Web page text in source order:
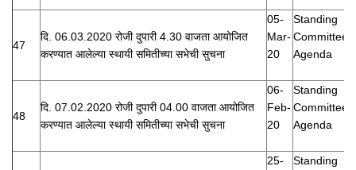
47
दि. 06.03.2020 रोजी दुपारी 4.30 वाजता आयोजित
करण्यात आलेल्या स्थायी समितीच्या सभेची सुचना
05-
Mar-
20
Standing
Committee
Agenda
48
दि. 07.02.2020 रोजी दुपारी 04.00 वाजता आयोजित
करण्यात आलेल्या स्थायी समितीच्या सभेची सुचना
06-
Feb-
20
Standing
Committee
Agenda
25-
Standing